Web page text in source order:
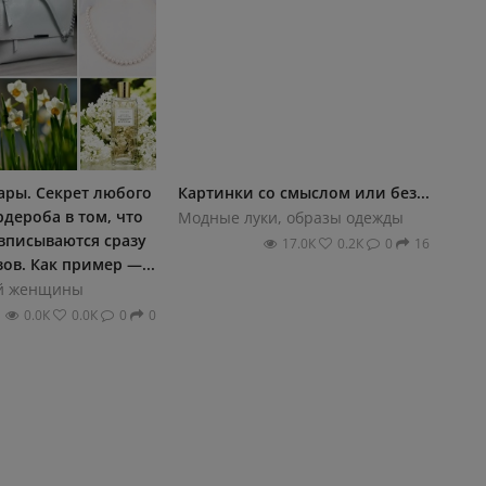
Секрет любого
в том, что
сразу
Как пример —...
женщины
0.0К 0.0К 0 0
Картинки со смыслом или без...
Модные луки, образы одежды
17.0К 0.2К 0 16